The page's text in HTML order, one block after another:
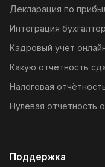
Декларация по
Интеграция
Кадровый учёт
Какую отчётность
Налоговая
Нулевая отчётность
Поддержка